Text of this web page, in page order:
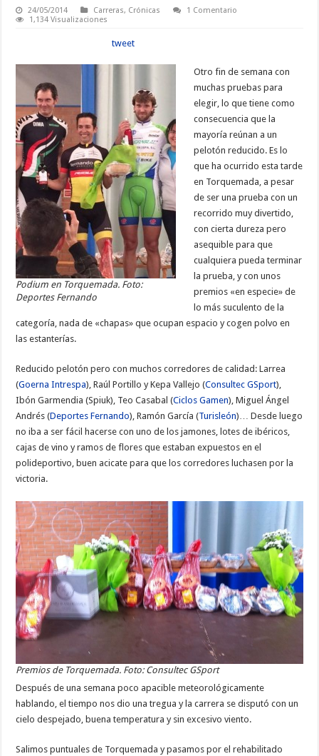
24/05/2014 Carreras, Crónicas
1 Comentario
1,134 Visualizaciones
tweet
Podium en Torquemada. Foto:
Deportes Fernando
Otro fin de semana con
muchas pruebas para
elegir, lo que tiene como
consecuencia que la
mayoría reúnan a un
pelotón reducido. Es lo
que ha ocurrido esta tarde
en Torquemada, a pesar
de ser una prueba con un
recorrido muy divertido,
con cierta dureza pero
asequible para que
cualquiera pueda terminar
la prueba, y con unos
premios «en especie» de
lo más suculento de la
categoría, nada de «chapas» que ocupan espacio y cogen polvo en
las estanterías.
Reducido pelotón pero con muchos corredores de calidad: Larrea
(Goerna Intrespa), Raúl Portillo y Kepa Vallejo (Consultec GSport),
Ibón Garmendia (Spiuk), Teo Casabal (Ciclos Gamen), Miguel Ángel
Andrés (Deportes Fernando), Ramón García (Turisleón)… Desde luego
no iba a ser fácil hacerse con uno de los jamones, lotes de ibéricos,
cajas de vino y ramos de flores que estaban expuestos en el
polideportivo, buen acicate para que los corredores luchasen por la
victoria.
Premios de Torquemada. Foto: Consultec GSport
Después de una semana poco apacible meteorológicamente
hablando, el tiempo nos dio una tregua y la carrera se disputó con un
cielo despejado, buena temperatura y sin excesivo viento.
Salimos puntuales de Torquemada y pasamos por el rehabilitado